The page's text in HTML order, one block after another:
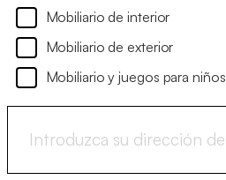
Mobiliario de interior
Mobiliario de exterior
Mobiliario y juegos para niños